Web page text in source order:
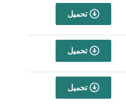
تحميل
تحميل
تحميل